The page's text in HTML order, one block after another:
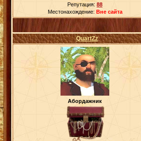
Репутация: 88
Местонахождение: Вне сайта
QuartZz
Абордажник